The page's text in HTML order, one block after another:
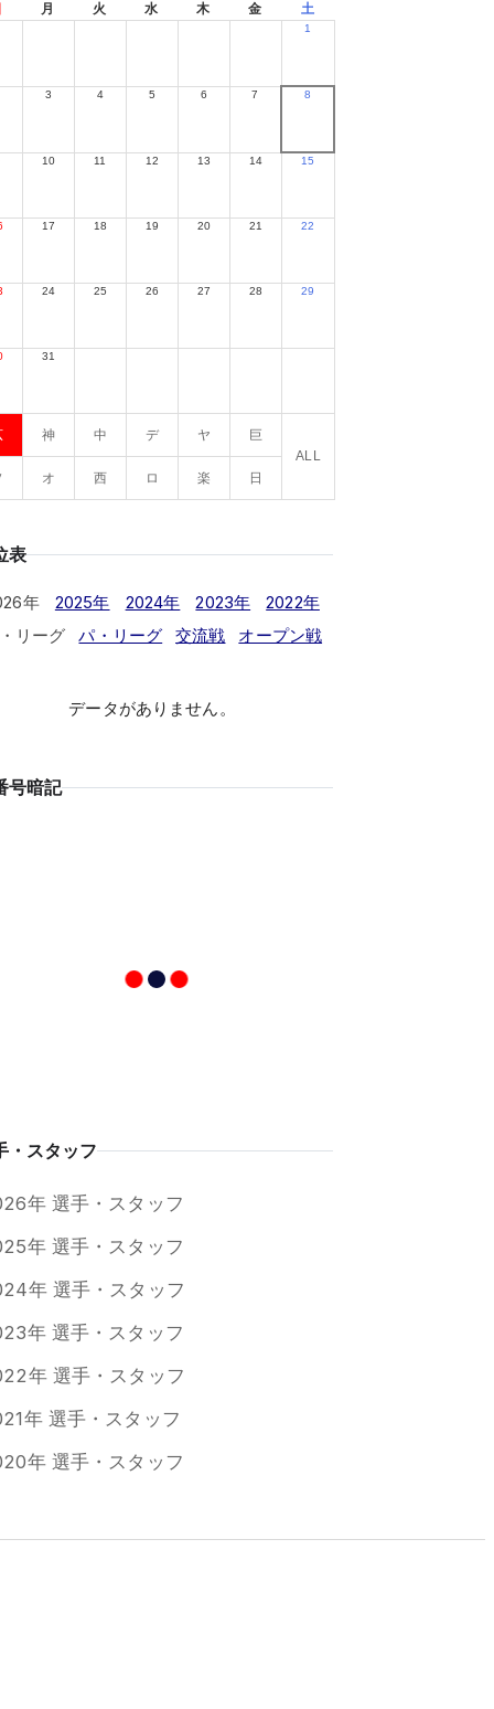
月 火 水 木 金 土
1
3 4 5 6 7 8
10 11 12 13 14 15
17 18 19 20 21 22
24 25 26 27 28 29
31
神 中 デ ヤ
巨
ALL
オ 西 ロ 楽 日
表
年 2025年 2024年 2023年
2022年
リーグ
パ・リーグ 交流戦 オープン戦
データがありません。
号暗記
・スタッフ
年 選手・スタッフ
年 選手・スタッフ
年 選手・スタッフ
年 選手・スタッフ
年 選手・スタッフ
年 選手・スタッフ
年 選手・スタッフ